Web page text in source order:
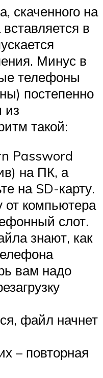
скаченного на
в
Минус в
телефоны
постепенно
из
такой:
Password
на ПК, а
на SD-карту.
от компьютера
слот.
знают, как
вам надо
файл начнет
– повторная